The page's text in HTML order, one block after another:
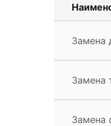
Замена
Замена
Замена